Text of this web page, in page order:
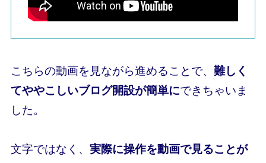
こちらの動画を見ながら進めることで、 難しく
てややこしいブログ開設が簡単にできちゃいま
した。
文字ではなく、 実際に操作を動画で見ることが